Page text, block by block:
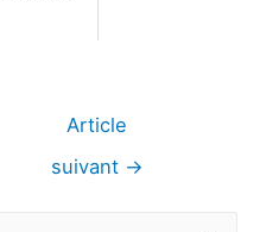
Article
suivant →